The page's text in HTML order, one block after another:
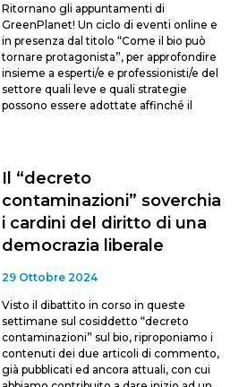
Ritornano gli appuntamenti di
GreenPlanet! Un ciclo di eventi online e
in presenza dal titolo “Come il bio può
tornare protagonista”, per approfondire
insieme a esperti/e e professionisti/e del
settore quali leve e quali strategie
possono essere adottate affinché il
Il “decreto
contaminazioni” soverchia
i cardini del diritto di una
democrazia liberale
29 Ottobre 2024
Visto il dibattito in corso in queste
settimane sul cosiddetto “decreto
contaminazioni” sul bio, riproponiamo i
contenuti dei due articoli di commento,
già pubblicati ed ancora attuali, con cui